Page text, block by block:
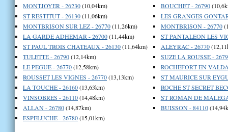
MONTJOYER - 26230(10,04km)
ST RESTITUT - 26130(11,06km)
MONTBRISON SUR LEZ - 26770(11,26km)
LA GARDE ADHEMAR - 26700(11,44km)
ST PAUL TROIS CHATEAUX - 26130(11,64km)
TULETTE - 26790(12,14km)
LE PEGUE - 26770(12,58km)
ROUSSET LES VIGNES - 26770(13,13km)
LA TOUCHE - 26160(13,63km)
VINSOBRES - 26110(14,48km)
ALLAN - 26780(14,87km)
ESPELUCHE - 26780(15,01km)
BOUCHET - 26790
LES GRANGES
MONTBRISON - 26770
ST PANTALEON LES
ALEYRAC - 26770
SUZE LA ROUSSE -
ROCHEFORT EN
ST MAURICE SUR
ROCHE ST SECRET
ST ROMAN DE
BUISSON - 84110